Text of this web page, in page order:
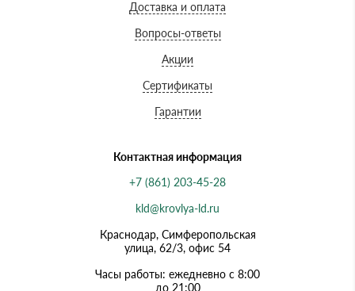
Доставка и оплата
Вопросы-ответы
Акции
Сертификаты
Гарантии
Контактная информация
+7 (861) 203-45-28
kld@krovlya-ld.ru
Краснодар, Симферопольская
улица, 62/3, офис 54
Часы работы: ежедневно с 8:00
до 21:00